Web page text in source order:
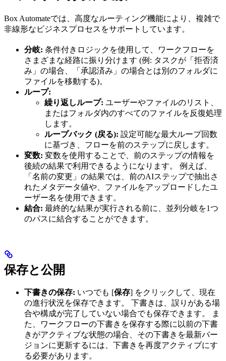
Box Automateでは、高度なルーティング機能により、複雑で
非線形なビジネスプロセスをサポートしています。
分岐: 条件付きロジックを使用して、ワークフローを
さまざまな経路に振り分けます (例: タスクが「拒否済
み」の場合、「承認済み」の場合とは別のフォルダに
ファイルを移動する)。
ループ:
繰り返しループ: ユーザーやファイルのリスト、
またはフォルダ内のすべてのファイルを反復処理
します。
ループバック (戻る): 設定可能な最大ループ回数
に基づき、フローを前のステップに戻します。
変数: 変数を使用することで、前のステップの情報を
後続の結果で利用できるようになります。 例えば、
「名前の変更」の結果では、前のAIステップで抽出さ
れたメタデータ値や、ファイルをアップロードしたユ
ーザー名を使用できます。
結合: 最終的な結果が実行される前に、並列分岐を1つ
のパスに結合することができます。
保存と公開
下書きの保存: いつでも [保存] をクリックして、現在
の進行状況を保存できます。 下書きは、誤りがある場
合や構成が完了していない場合でも保存できます。 ま
た、ワークフローの下書きを保存する際に以前の下書
きがアクティブな状態の場合、その下書きを最新バー
ジョンに更新するには、下書きを再度アクティブにす
る必要があります。